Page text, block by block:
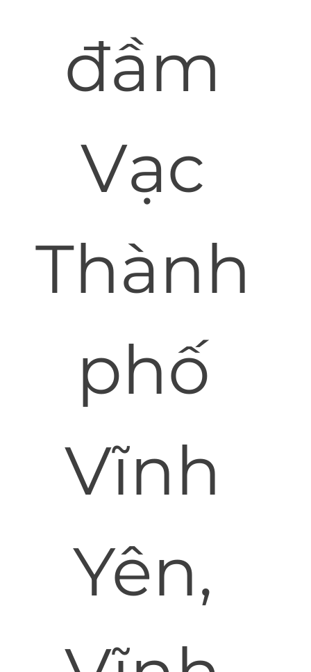
đầm
Vạc
Thành
phố
Vĩnh
Yên,